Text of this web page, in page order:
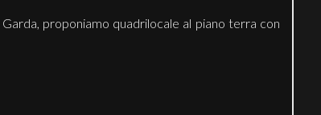
proponiamo quadrilocale al piano terra con